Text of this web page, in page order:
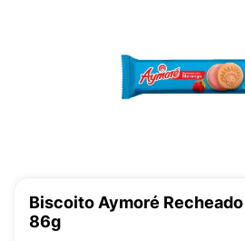
Biscoito Aymoré
86g